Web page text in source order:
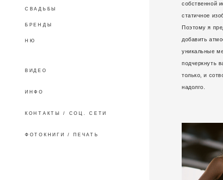
СВАДЬБЫ
БРЕНДЫ
НЮ
ВИДЕО
ИНФО
КОНТАКТЫ / СОЦ. СЕТИ
ФОТОКНИГИ / ПЕЧАТЬ
собственной
статичное
Поэтому я
добавить
уникальные
подчеркнуть
только, и
надолго.